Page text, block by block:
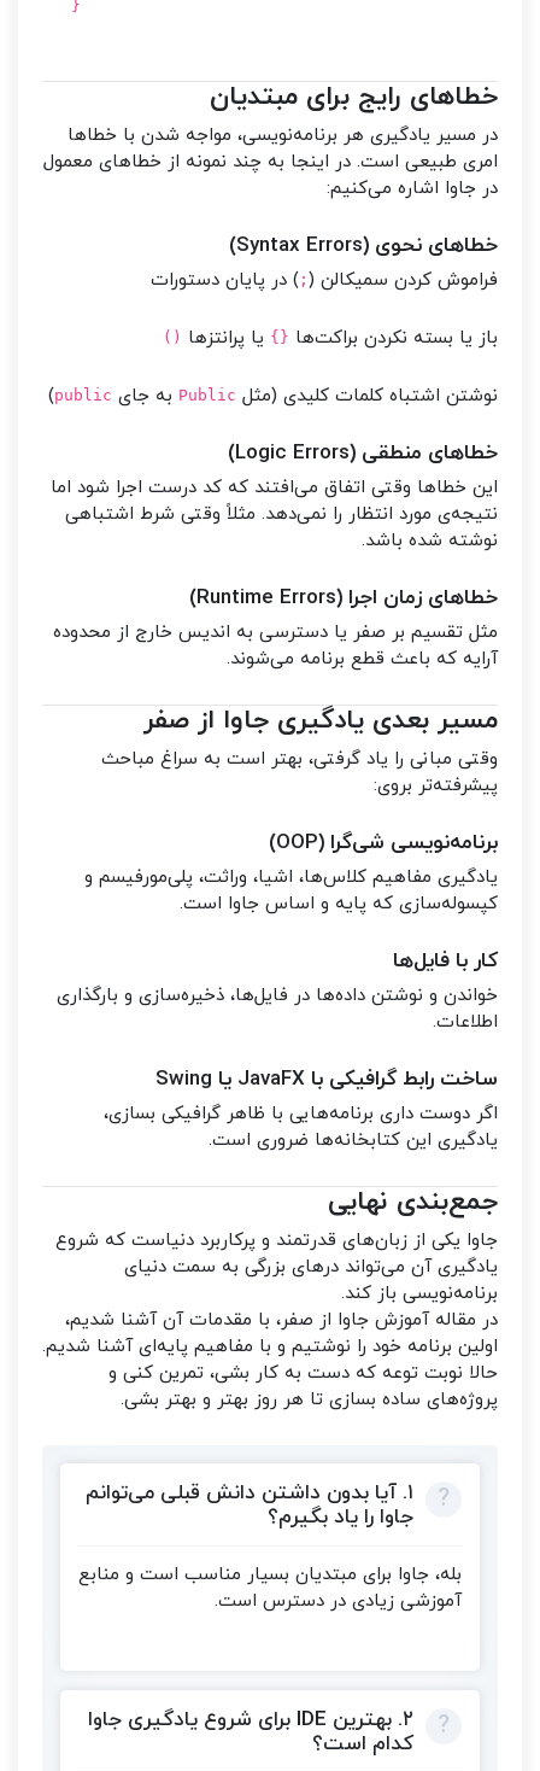
}
خطاهای رایج برای مبتدیان
در مسیر یادگیری هر برنامه‌نویسی، مواجه شدن با خطاها
امری طبیعی است. در اینجا به چند نمونه از خطاهای معمول
در جاوا اشاره می‌کنیم:
خطاهای نحوی (Syntax Errors)
فراموش کردن سمیکالن ( ; ) در پایان دستورات
باز یا بسته نکردن براکت‌ها {} یا پرانتزها ()
نوشتن اشتباه کلمات کلیدی (مثل Public به جای public
)
خطاهای منطقی (Logic Errors)
این خطاها وقتی اتفاق می‌افتند که کد درست اجرا شود اما
نتیجه‌ی مورد انتظار را نمی‌دهد. مثلاً وقتی شرط اشتباهی
نوشته شده باشد.
خطاهای زمان اجرا (Runtime Errors)
مثل تقسیم بر صفر یا دسترسی به اندیس خارج از محدوده
آرایه که باعث قطع برنامه می‌شوند.
مسیر بعدی یادگیری جاوا از صفر
وقتی مبانی را یاد گرفتی، بهتر است به سراغ مباحث
پیشرفته‌تر بروی:
برنامه‌نویسی شی‌گرا (OOP)
یادگیری مفاهیم کلاس‌ها، اشیا، وراثت، پلی‌مورفیسم و
کپسوله‌سازی که پایه و اساس جاوا است.
کار با فایل‌ها
خواندن و نوشتن داده‌ها در فایل‌ها، ذخیره‌سازی و بارگذاری
اطلاعات.
ساخت رابط گرافیکی با JavaFX یا Swing
اگر دوست داری برنامه‌هایی با ظاهر گرافیکی بسازی،
یادگیری این کتابخانه‌ها ضروری است.
جمع‌بندی نهایی
جاوا یکی از زبان‌های قدرتمند و پرکاربرد دنیاست که شروع
یادگیری آن می‌تواند درهای بزرگی به سمت دنیای
برنامه‌نویسی باز کند.
در مقاله آموزش جاوا از صفر، با مقدمات آن آشنا شدیم،
اولین برنامه خود را نوشتیم و با مفاهیم پایه‌ای آشنا شدیم.
حالا نوبت توعه که دست به کار بشی، تمرین کنی و
پروژه‌های ساده بسازی تا هر روز بهتر و بهتر بشی.
۱. آیا بدون داشتن دانش قبلی می‌توانم
جاوا را یاد بگیرم؟
بله، جاوا برای مبتدیان بسیار مناسب است و منابع
آموزشی زیادی در دسترس است.
۲. بهترین IDE برای شروع یادگیری جاوا
کدام است؟